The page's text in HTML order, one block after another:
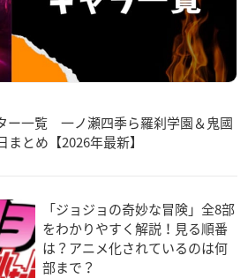
ー一覧 一ノ瀬四季ら羅刹学園＆鬼國
とめ【2026年最新】
「ジョジョの奇妙な冒険」全8部
をわかりやすく解説！見る順番
は？アニメ化されているのは何
部まで？